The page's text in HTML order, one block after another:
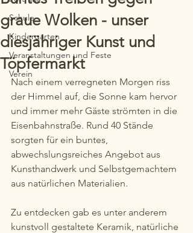
Schule
Kindergarten
Veranstaltungen und Feste
Verein
graue Wolken - unser
diesjähriger Kunst und
Töpfermarkt
Nach einem verregneten Morgen riss
der Himmel auf, die Sonne kam hervor
und immer mehr Gäste strömten in die
Eisenbahnstraße. Rund 40 Stände
sorgten für ein buntes,
abwechslungsreiches Angebot aus
Kunsthandwerk und Selbstgemachtem
aus natürlichen Materialien.
Zu entdecken gab es unter anderem
kunstvoll gestaltete Keramik, natürliche